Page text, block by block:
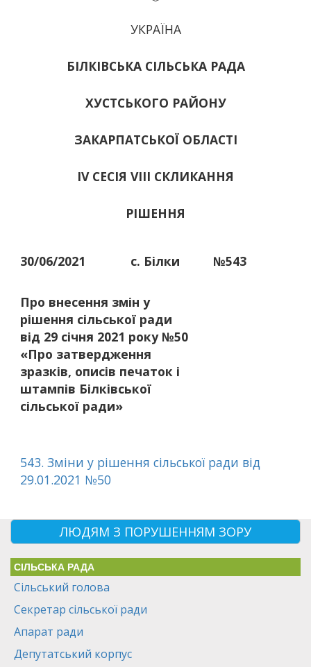
УКРАЇНА
БІЛКІВСЬКА СІЛЬСЬКА РАДА
ХУСТСЬКОГО РАЙОНУ
ЗАКАРПАТСЬКОЇ ОБЛАСТІ
ІV СЕСІЯ VIII СКЛИКАННЯ
РІШЕННЯ
30/06/2021 с. Білки №543
Про внесення змін у
рішення сільської ради
від 29 січня 2021 року №50
«Про затвердження
зразків, описів печаток і
штампів Білківської
сільської ради»
543. Зміни у рішення сільської ради від
29.01.2021 №50
ЛЮДЯМ З ПОРУШЕННЯМ ЗОРУ
СІЛЬСЬКА РАДА
Сільський голова
Секретар сільської ради
Апарат ради
Депутатський корпус